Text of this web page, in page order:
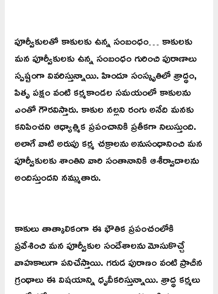
పూర్వీకులతో కాకులకు ఉన్న సంబంధం… కాకులకు
మన పూర్వీకులకు ఉన్న సంబంధం గురించి పురాణాలు
స్పష్టంగా వివరిస్తున్నాయి. హిందూ సంస్కృతిలో శ్రాద్ధం,
పితృ పక్షం వంటి కర్మకాండల సమయంలో కాకులను
ఎంతో గౌరవిస్తారు. కాకుల నల్లని రంగు అనేది మనకు
కనిపించని ఆధ్యాత్మిక ప్రపంచానికి ప్రతీకగా నిలుస్తుంది.
అలాగే వాటి అరుపు కర్మ చక్రాలను అనుసంధానించి మన
పూర్వీకులకు శాంతిని వారి సంతానానికి ఆశీర్వాదాలను
అందిస్తుందని నమ్ముతారు.
కాకులు తాత్కాలికంగా ఈ భౌతిక ప్రపంచంలోకి
ప్రవేశించి మన పూర్వీకుల సందేశాలను మోసుకొచ్చే
వాహకాలుగా పనిచేస్తాయి. గరుడ పురాణం వంటి ప్రాచీన
గ్రంథాలు ఈ విషయాన్ని ధృవీకరిస్తున్నాయి. శ్రాద్ధ కర్మలు